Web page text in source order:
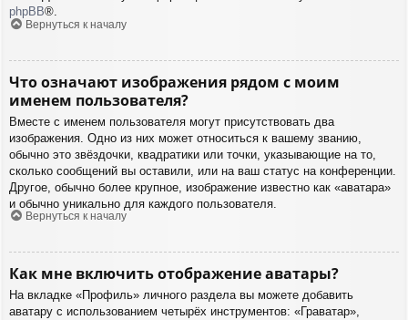
phpBB®.
Вернуться к началу
Что означают изображения рядом с моим
именем пользователя?
Вместе с именем пользователя могут присутствовать два
изображения. Одно из них может относиться к вашему званию,
обычно это звёздочки, квадратики или точки, указывающие на то,
сколько сообщений вы оставили, или на ваш статус на конференции.
Другое, обычно более крупное, изображение известно как «аватара»
и обычно уникально для каждого пользователя.
Вернуться к началу
Как мне включить отображение аватары?
На вкладке «Профиль» личного раздела вы можете добавить
аватару с использованием четырёх инструментов: «Граватар»,